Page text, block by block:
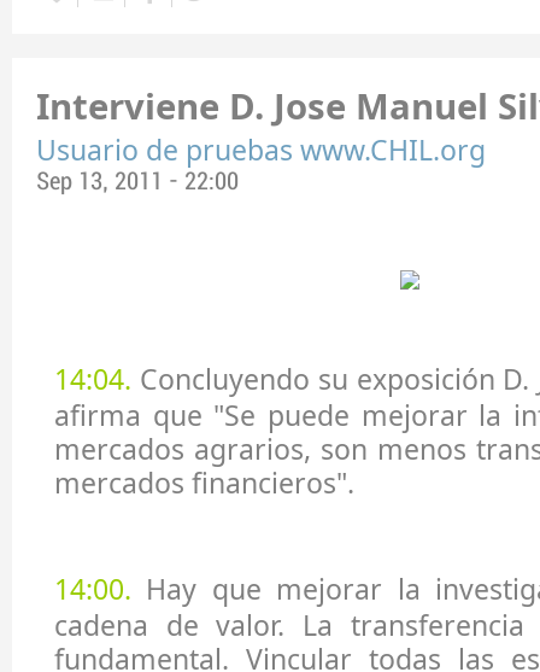
Interviene D. Jose Manuel
Usuario de pruebas www.CHIL.org
Sep 13, 2011 - 22:00
14:04. Concluyendo su exposición D.
afirma que "Se puede mejorar la
mercados agrarios, son menos
mercados financieros".
14:00. Hay que mejorar la
cadena de valor. La transferencia
fundamental. Vincular todas las